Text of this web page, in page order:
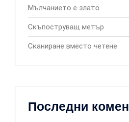
Мълчанието е злато
Скъпоструващ метър
Сканиране вместо четене
Последни